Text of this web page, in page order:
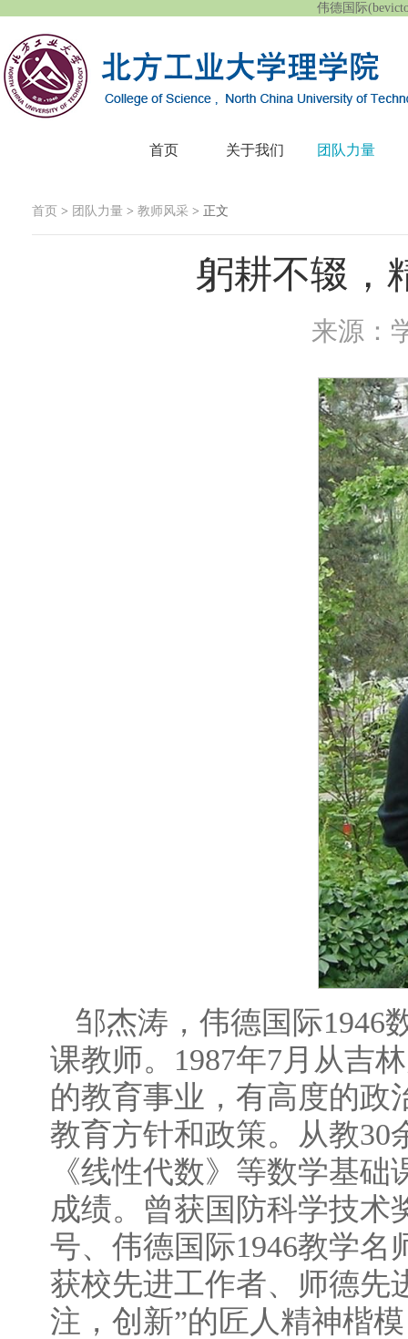
伟德国际
首页 关于我们 团队力量
首页 > 团队力量 > 教师风采 > 正文
躬耕不辍，
来源：
邹杰涛，伟德国际1946
课教师。1987年7月从吉
的教育事业，有高度的政
教育方针和政策。从教30
《线性代数》等数学基
成绩。曾获国防科学技术
号、伟德国际1946教学
获校先进工作者、师德先
注，创新”的匠人精神楷